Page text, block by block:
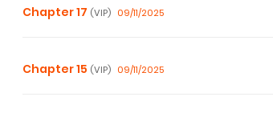
Chapter 17 (VIP) 09/11/2025
Chapter 15 (VIP) 09/11/2025